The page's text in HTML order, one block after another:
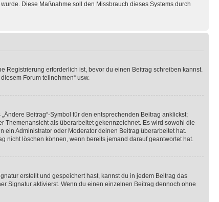
Diese Maßnahme soll den Missbrauch dieses Systems durch
Registrierung erforderlich ist, bevor du einen Beitrag schreiben kannst.
Forum teilnehmen“ usw.
Beitrag“-Symbol für den entsprechenden Beitrag anklickst;
Themenansicht als überarbeitet gekennzeichnet. Es wird sowohl die
Administrator oder Moderator deinen Beitrag überarbeitet hat.
nicht löschen können, wenn bereits jemand darauf geantwortet hat.
erstellt und gespeichert hast, kannst du in jedem Beitrag das
Signatur aktivierst. Wenn du einen einzelnen Beitrag dennoch ohne